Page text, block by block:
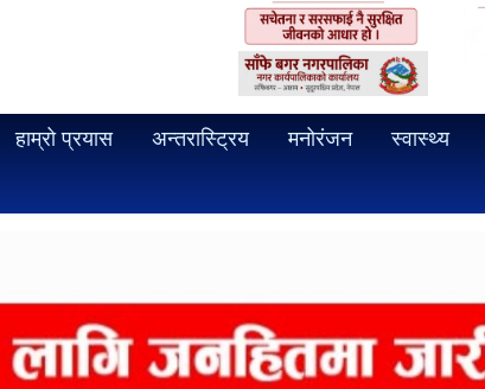
हाम्रो प्रयास अन्तरास्ट्रिय मनोरंजन स्वास्थ्य